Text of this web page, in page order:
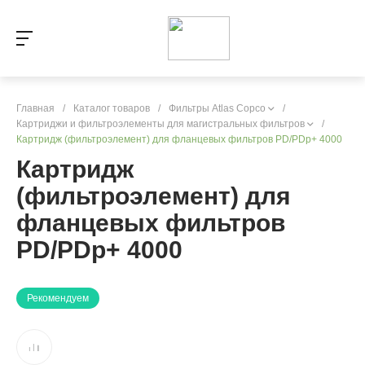
Главная / Каталог товаров / Фильтры Atlas Copco
/
Картриджи и фильтроэлементы для магистральных фильтров
/
Картридж (фильтроэлемент) для фланцевых фильтров PD/PDp+ 4000
Картридж
(фильтроэлемент) для
фланцевых фильтров
PD/PDp+ 4000
Рекомендуем